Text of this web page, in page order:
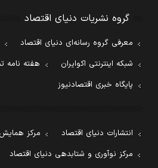
گروه نشریات دنیای اقتصاد
معرفی گروه رسانه‌ای دنیای اقتصاد
شبکه اینترنتی اکوایران
هفته نامه
پایگاه خبری اقتصادنیوز
انتشارات دنیای اقتصاد
مرکز
مرکز نوآوری و شتابدهی دنیای اقتصاد